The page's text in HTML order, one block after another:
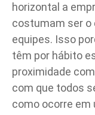
horizontal a
costumam ser o
equipes. Isso
têm por hábito
proximidade
com que todos
como ocorre em